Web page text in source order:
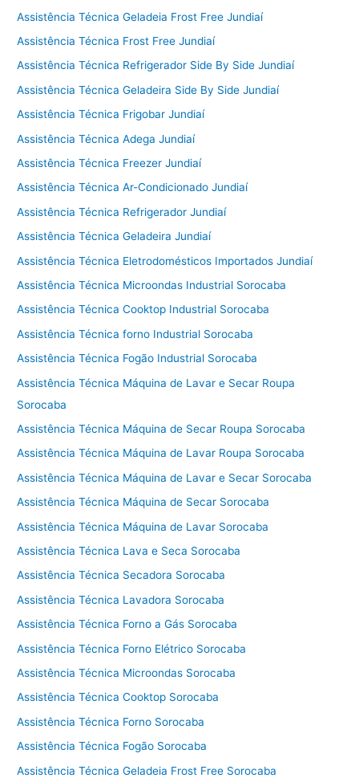
Assistência Técnica Geladeia Frost Free Jundiaí
Assistência Técnica Frost Free Jundiaí
Assistência Técnica Refrigerador Side By Side Jundiaí
Assistência Técnica Geladeira Side By Side Jundiaí
Assistência Técnica Frigobar Jundiaí
Assistência Técnica Adega Jundiaí
Assistência Técnica Freezer Jundiaí
Assistência Técnica Ar-Condicionado Jundiaí
Assistência Técnica Refrigerador Jundiaí
Assistência Técnica Geladeira Jundiaí
Assistência Técnica Eletrodomésticos Importados Jundiaí
Assistência Técnica Microondas Industrial Sorocaba
Assistência Técnica Cooktop Industrial Sorocaba
Assistência Técnica forno Industrial Sorocaba
Assistência Técnica Fogão Industrial Sorocaba
Assistência Técnica Máquina de Lavar e Secar Roupa
Sorocaba
Assistência Técnica Máquina de Secar Roupa Sorocaba
Assistência Técnica Máquina de Lavar Roupa Sorocaba
Assistência Técnica Máquina de Lavar e Secar Sorocaba
Assistência Técnica Máquina de Secar Sorocaba
Assistência Técnica Máquina de Lavar Sorocaba
Assistência Técnica Lava e Seca Sorocaba
Assistência Técnica Secadora Sorocaba
Assistência Técnica Lavadora Sorocaba
Assistência Técnica Forno a Gás Sorocaba
Assistência Técnica Forno Elétrico Sorocaba
Assistência Técnica Microondas Sorocaba
Assistência Técnica Cooktop Sorocaba
Assistência Técnica Forno Sorocaba
Assistência Técnica Fogão Sorocaba
Assistência Técnica Geladeia Frost Free Sorocaba